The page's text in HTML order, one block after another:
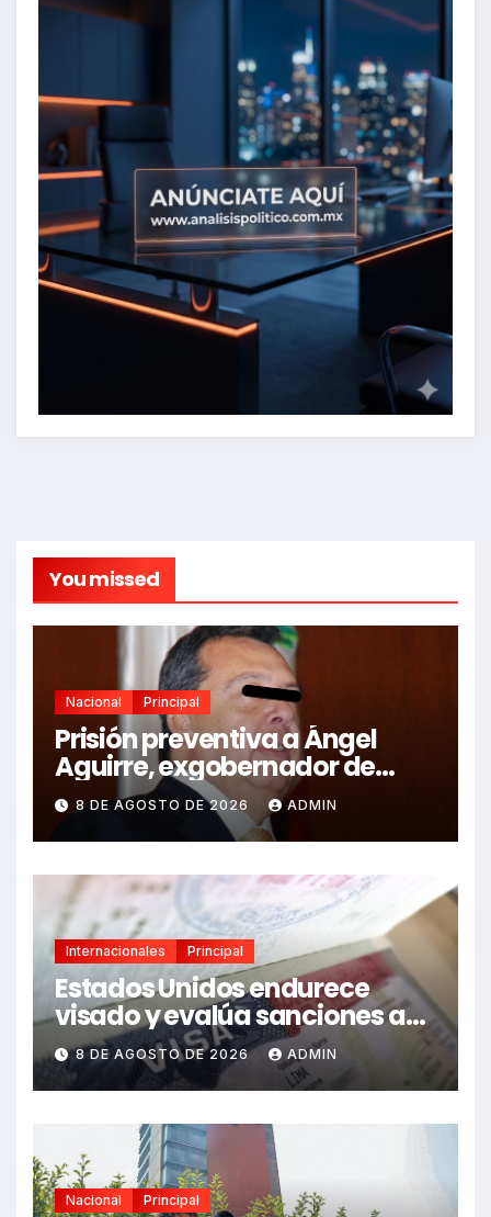
You missed
Nacional Principal
Prisión preventiva a Ángel
Aguirre, exgobernador de
Guerrero, por caso Ayotzinapa
8 DE AGOSTO DE 2026 ADMIN
Internacionales Principal
Estados Unidos endurece
visado y evalúa sanciones a
funcionarios de México
8 DE AGOSTO DE 2026 ADMIN
Nacional Principal